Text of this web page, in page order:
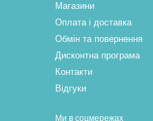
Магазини
Оплата і доставка
Обмін та повернення
Дисконтна програма
Контакти
Відгуки
Ми в соцмережах